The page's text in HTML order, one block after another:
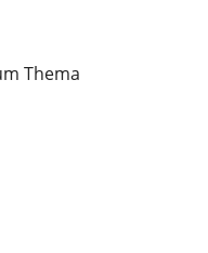
Thema